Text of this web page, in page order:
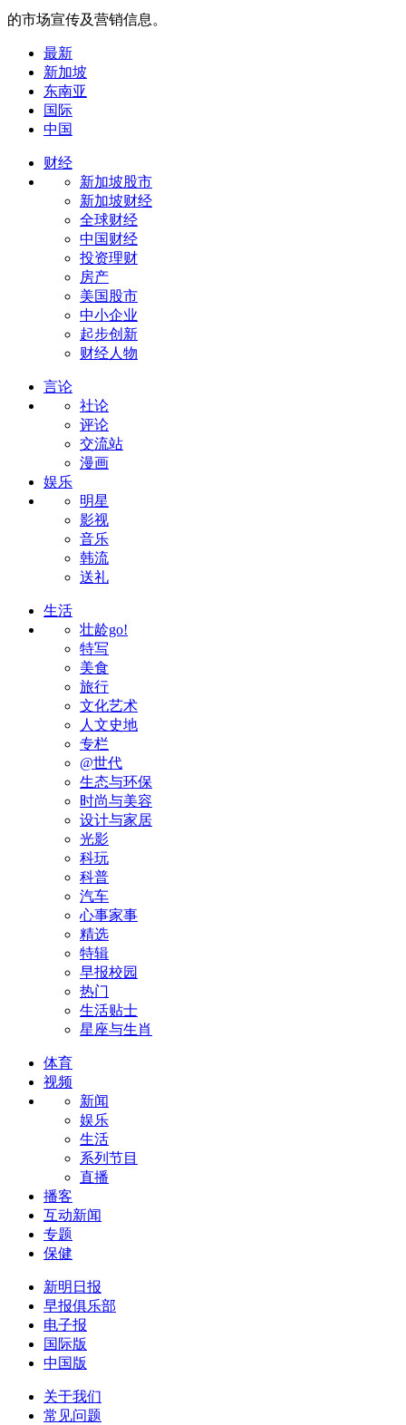
的市场宣传及营销信息。
最新
新加坡
东南亚
国际
中国
财经
新加坡股市
新加坡财经
全球财经
中国财经
投资理财
房产
美国股市
中小企业
起步创新
财经人物
言论
社论
评论
交流站
漫画
娱乐
明星
影视
音乐
韩流
送礼
生活
壮龄go!
特写
美食
旅行
文化艺术
人文史地
专栏
@世代
生态与环保
时尚与美容
设计与家居
光影
科玩
科普
汽车
心事家事
精选
特辑
早报校园
热门
生活贴士
星座与生肖
体育
视频
新闻
娱乐
生活
系列节目
直播
播客
互动新闻
专题
保健
新明日报
早报俱乐部
电子报
国际版
中国版
关于我们
常见问题